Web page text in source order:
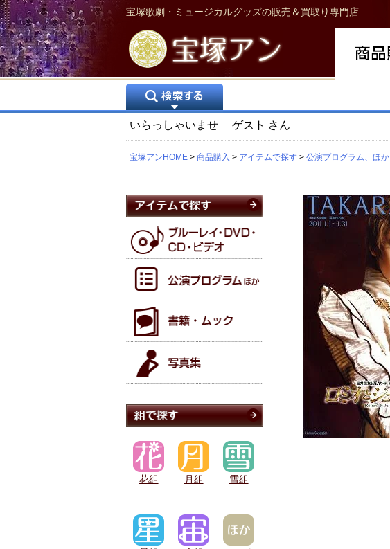
宝塚歌劇・ミュージカルグッズの販売＆買取り専門店
いらっしゃいませ ゲスト さん
宝塚アンHOME 商品購入 アイテムで探す 公演プログラム、ほか
花組 月組 雪組